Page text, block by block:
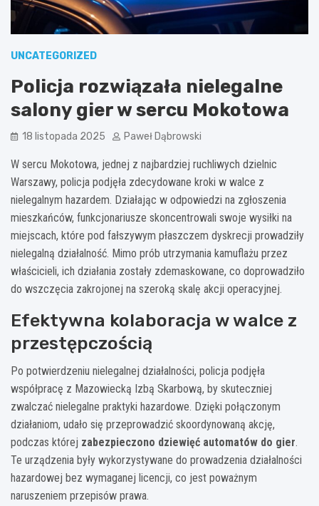
UNCATEGORIZED
Policja rozwiązała nielegalne
salony gier w sercu Mokotowa
18 listopada 2025 Paweł Dąbrowski
W sercu Mokotowa, jednej z najbardziej ruchliwych dzielnic
Warszawy, policja podjęła zdecydowane kroki w walce z
nielegalnym hazardem. Działając w odpowiedzi na zgłoszenia
mieszkańców, funkcjonariusze skoncentrowali swoje wysiłki na
miejscach, które pod fałszywym płaszczem dyskrecji prowadziły
nielegalną działalność. Mimo prób utrzymania kamuflażu przez
właścicieli, ich działania zostały zdemaskowane, co doprowadziło
do wszczęcia zakrojonej na szeroką skalę akcji operacyjnej.
Efektywna kolaboracja w walce z
przestępczością
Po potwierdzeniu nielegalnej działalności, policja podjęła
współpracę z Mazowiecką Izbą Skarbową, by skuteczniej
zwalczać nielegalne praktyki hazardowe. Dzięki połączonym
działaniom, udało się przeprowadzić skoordynowaną akcję,
podczas której zabezpieczono dziewięć automatów do gier.
Te urządzenia były wykorzystywane do prowadzenia działalności
hazardowej bez wymaganej licencji, co jest poważnym
naruszeniem przepisów prawa.